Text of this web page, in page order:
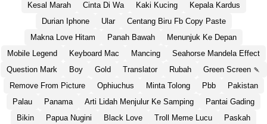
Kesal Marah
Cinta Di Wa Kaki Kucing
Kepala Kardus
Durian Iphone
Ular
Centang Biru Fb Copy Paste
Makna Love Hitam
Panah Bawah
Menunjuk Ke Depan
Mobile Legend
Keyboard Mac Mancing
Seahorse Mandela Effect
Question Mark
Boy Gold Translator Rubah
Green Screen 🍡
Remove From Picture
Ophiuchus Minta Tolong Pbb
Pakistan
Palau
Panama Arti Lidah Menjulur Ke Samping
Pantai Gading
Bikin
Papua Nugini Black Love Troll Meme Lucu
Paskah